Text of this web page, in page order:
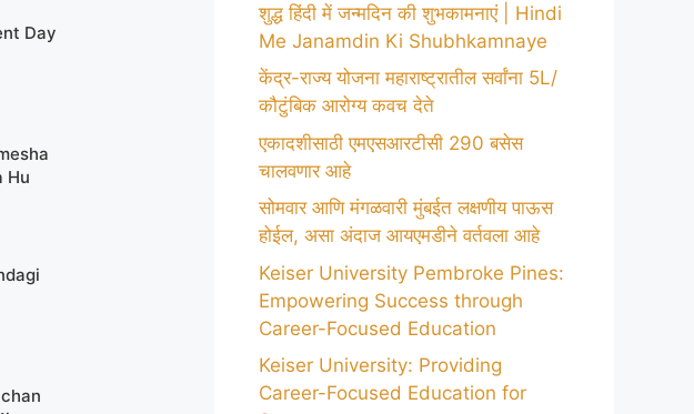
Day
Hu
शुद्ध हिंदी में जन्मदिन की शुभकामनाएं | Hindi
Me Janamdin Ki Shubhkamnaye
केंद्र-राज्य योजना महाराष्ट्रातील सर्वांना 5L/
कौटुंबिक आरोग्य कवच देते
एकादशीसाठी एमएसआरटीसी 290 बसेस
चालवणार आहे
सोमवार आणि मंगळवारी मुंबईत लक्षणीय पाऊस
होईल, असा अंदाज आयएमडीने वर्तवला आहे
Keiser University Pembroke Pines:
Empowering Success through
Career-Focused Education
Keiser University: Providing
Career-Focused Education for